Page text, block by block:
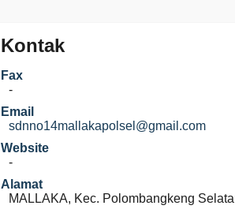
Kontak
Fax
-
Email
sdnno14mallakapolsel@gmail.com
Website
-
Alamat
MALLAKA, Kec. Polombangkeng